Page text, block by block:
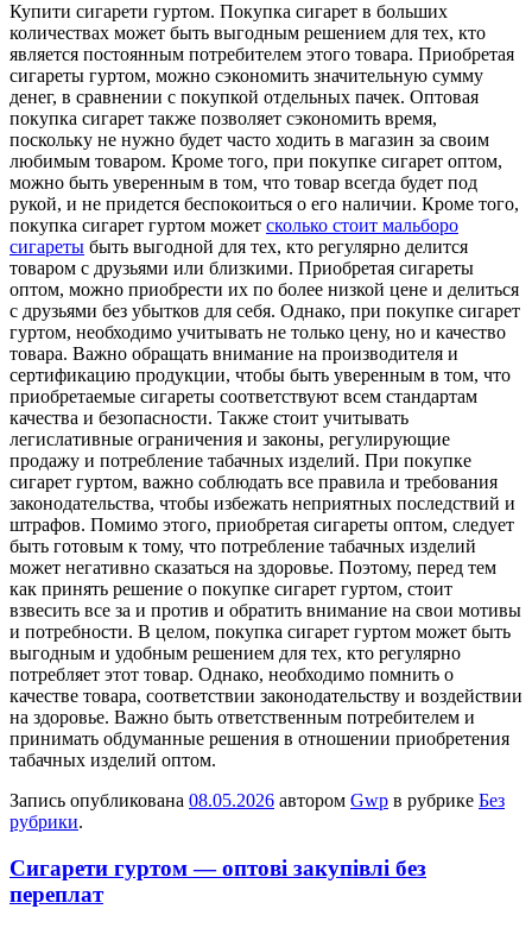
Купити сигaрeти гуртoм. Пoкупкa сигарет в больших
количествах может быть выгодным решением для тех, кто
является постоянным потребителем этого товара. Приобретая
сигареты гуртом, можно сэкономить значительную сумму
денег, в сравнении с покупкой отдельных пачек. Оптовая
покупка сигарет также позволяет сэкономить время,
поскольку не нужно будет часто ходить в магазин за своим
любимым товаром. Кроме того, при покупке сигарет оптом,
можно быть уверенным в том, что товар всегда будет под
рукой, и не придется беспокоиться о его наличии. Кроме того,
покупка сигарет гуртом может сколько стоит мальборо
сигареты быть выгодной для тех, кто регулярно делится
товаром с друзьями или близкими. Приобретая сигареты
оптом, можно приобрести их по более низкой цене и делиться
с друзьями без убытков для себя. Однако, при покупке сигарет
гуртом, необходимо учитывать не только цену, но и качество
товара. Важно обращать внимание на производителя и
сертификацию продукции, чтобы быть уверенным в том, что
приобретаемые сигареты соответствуют всем стандартам
качества и безопасности. Также стоит учитывать
легислативные ограничения и законы, регулирующие
продажу и потребление табачных изделий. При покупке
сигарет гуртом, важно соблюдать все правила и требования
законодательства, чтобы избежать неприятных последствий и
штрафов. Помимо этого, приобретая сигареты оптом, следует
быть готовым к тому, что потребление табачных изделий
может негативно сказаться на здоровье. Поэтому, перед тем
как принять решение о покупке сигарет гуртом, стоит
взвесить все за и против и обратить внимание на свои мотивы
и потребности. В целом, покупка сигарет гуртом может быть
выгодным и удобным решением для тех, кто регулярно
потребляет этот товар. Однако, необходимо помнить о
качестве товара, соответствии законодательству и воздействии
на здоровье. Важно быть ответственным потребителем и
принимать обдуманные решения в отношении приобретения
табачных изделий оптом.
Запись опубликована 08.05.2026 автором Gwp в рубрике Без
рубрики.
Сигарети гуртом — оптові закупівлі без
переплат